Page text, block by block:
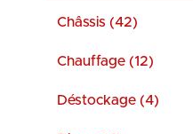
Châssis (42)
Chauffage (12)
Déstockage (4)